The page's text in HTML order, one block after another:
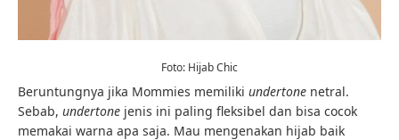
Foto: Hijab Chic
Beruntungnya jika Mommies memiliki undertone netral.
Sebab, undertone jenis ini paling fleksibel dan bisa cocok
memakai warna apa saja. Mau mengenakan hijab baik